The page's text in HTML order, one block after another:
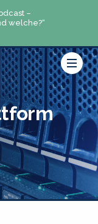
–
welche?“